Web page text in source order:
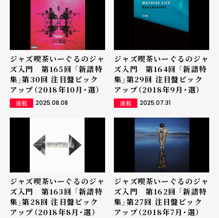
ジャズ喫茶いーぐるのジャ
ズ入門 第165回 「新譜特
集」第30回 注目盤ピック
アップ（2018年10月・選）
連載 2025.08.08
ジャズ喫茶いーぐるのジャ
ズ入門 第164回 「新譜特
集」第29回 注目盤ピック
アップ（2018年9月・選）
連載 2025.07.31
ジャズ喫茶いーぐるのジャ
ズ入門 第163回 「新譜特
集」第28回 注目盤ピック
アップ（2018年8月・選）
ジャズ喫茶いーぐるのジャ
ズ入門 第162回 「新譜特
集」第27回 注目盤ピック
アップ（2018年7月・選）